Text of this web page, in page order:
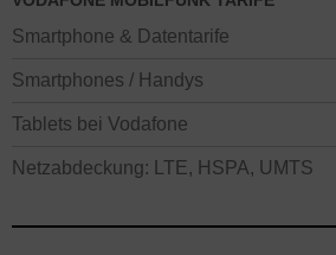
Smartphone & Datentarife
Smartphones / Handys
Tablets bei Vodafone
Netzabdeckung: LTE, HSPA, UMTS